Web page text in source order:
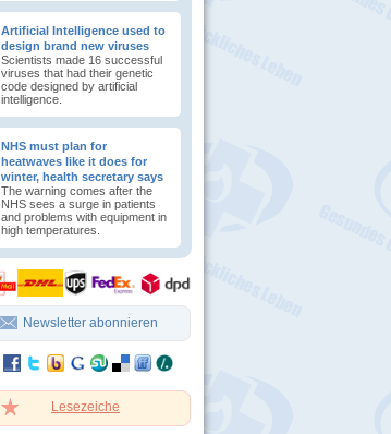
Artificial Intelligence used to
design brand new viruses
Scientists made 16 successful
viruses that had their genetic
code designed by artificial
intelligence.
NHS must plan for
heatwaves like it does for
winter, health secretary says
The warning comes after the
NHS sees a surge in patients
and problems with equipment in
high temperatures.
Newsletter abonnieren
Lesezeiche